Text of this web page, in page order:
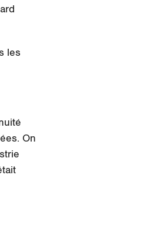
les
On